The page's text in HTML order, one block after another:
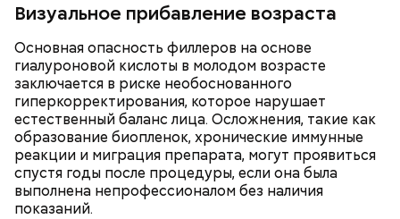
Визуальное прибавление возраста
Основная опасность филлеров на основе
гиалуроновой кислоты в молодом возрасте
заключается в риске необоснованного
гиперкорректирования, которое нарушает
естественный баланс лица. Осложнения, такие как
образование биопленок, хронические иммунные
реакции и миграция препарата, могут проявиться
спустя годы после процедуры, если она была
выполнена непрофессионалом без наличия
показаний.